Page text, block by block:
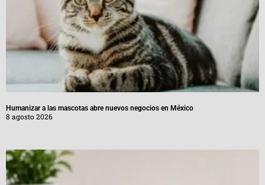
Humanizar a las mascotas abre nuevos negocios en México
8 agosto 2026